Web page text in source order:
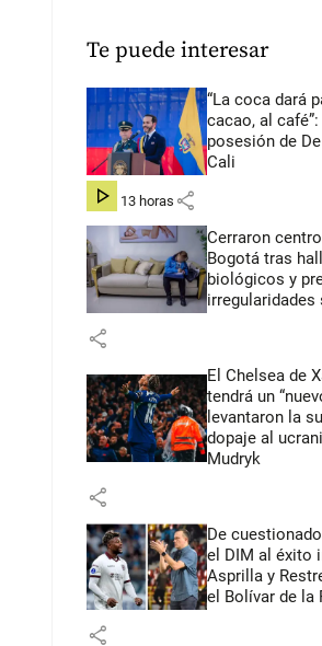
Te puede interesar
“La coca dará
cacao, al
posesión de
Cali
hace 13 horas share
Cerraron
Bogotá tras
biológicos y
irregularidades
share
El Chelsea de
tendrá un
levantaron la
dopaje al
Mudryk
share
De
el DIM al éxito
Asprilla y
el Bolívar de la
share